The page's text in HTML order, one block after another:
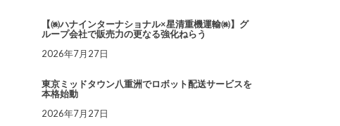
【㈱ハナインターナショナル×星清重機運輸㈱】グ
ループ会社で販売力の更なる強化ねらう
2026年7月27日
東京ミッドタウン八重洲でロボット配送サービスを
本格始動
2026年7月27日